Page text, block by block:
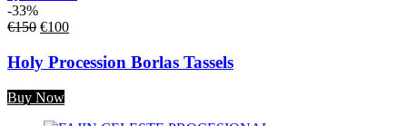
-33%
€150 €100
Holy Procession Borlas Tassels
Buy Now